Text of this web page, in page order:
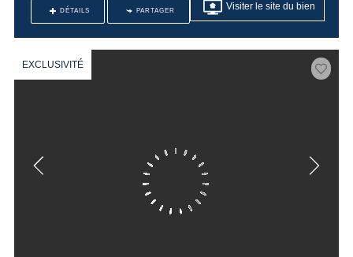
DÉTAILS PARTAGER Visiter le site du bien
EXCLUSIVITÉ